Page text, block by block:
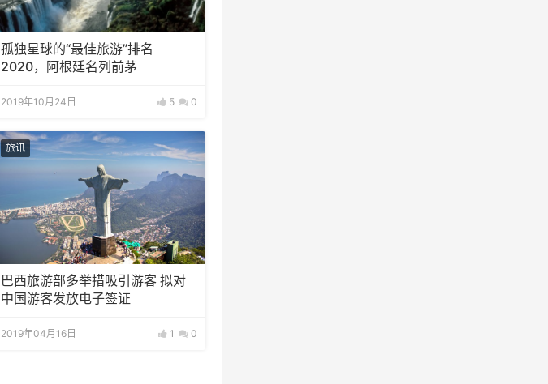
孤独星球的“最佳旅游”排名
2020，阿根廷名列前茅
2019年10月24日 5 0
旅讯
巴西旅游部多举措吸引游客 拟对
中国游客发放电子签证
2019年04月16日 1 0